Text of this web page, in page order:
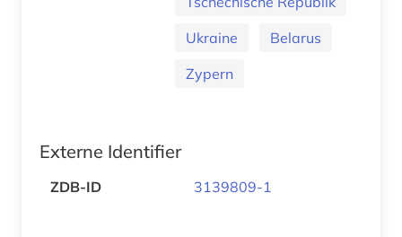
Ukraine
Belarus
Zypern
Externe Identifier
ZDB-ID 3139809-1